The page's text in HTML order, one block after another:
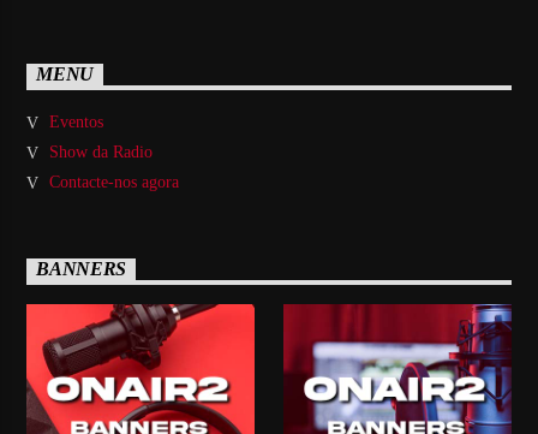
MENU
Eventos
Show da Radio
Contacte-nos agora
BANNERS